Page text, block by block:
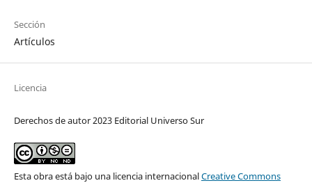
Sección
Artículos
Licencia
Derechos de autor 2023 Editorial Universo Sur
Esta obra está bajo una licencia internacionalCreative Commons